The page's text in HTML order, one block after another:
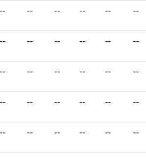
-- -- -- -- -- --
-- -- -- -- -- --
-- -- -- -- -- --
-- -- -- -- -- --
-- -- -- -- -- --